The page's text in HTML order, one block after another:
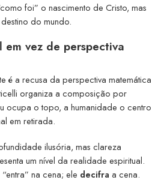
foi” o nascimento de Cristo, mas
do mundo.
vez de perspectiva
é a recusa da perspectiva matemática
organiza a composição por
ocupa o topo, a humanidade o centro
em retirada.
ilusória, mas clareza
um nível da realidade espiritual.
na cena; ele decifra a cena.